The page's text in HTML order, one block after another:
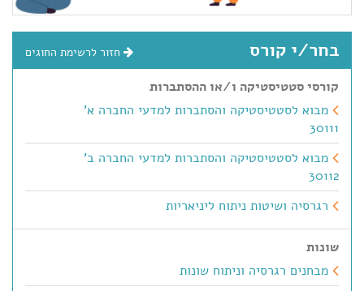
בחר/י קורס חזור לרשימת החוגים
קורסי סטטיסטיקה ו/או ההסתברות
מבוא לסטטיסטיקה והסתברות למדעי החברה א'
30111
מבוא לסטטיסטיקה והסתברות למדעי החברה ב'
30112
רגרסיה ושיטות ניתוח ליניאריות
שונות
מבחנים רגרסיה וניתוח שונות